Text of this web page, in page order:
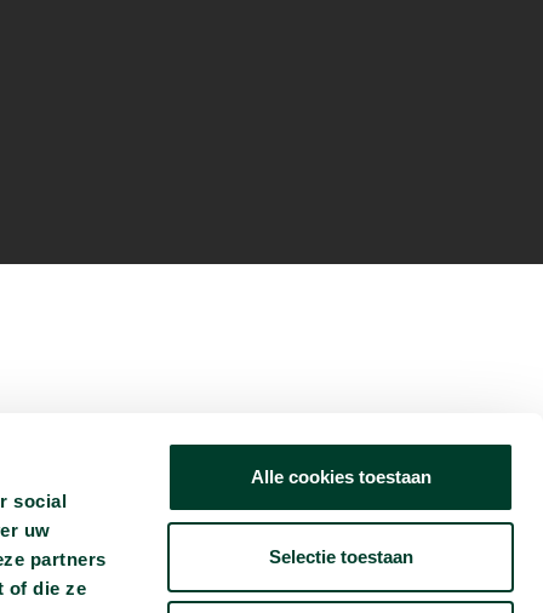
social
uw
partners
of die ze
Alle cookies toestaan
Selectie toestaan